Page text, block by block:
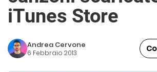
iTunes Store
Andrea Cervone
6 Febbraio 2013